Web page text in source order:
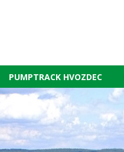
PUMPTRACK HVOZDEC